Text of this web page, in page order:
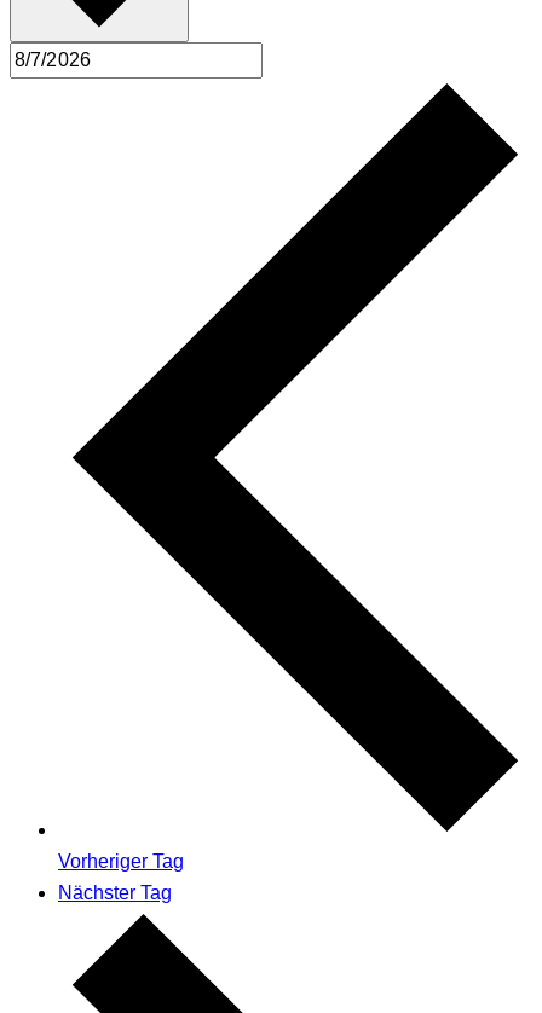
Vorheriger Tag
Nächster Tag